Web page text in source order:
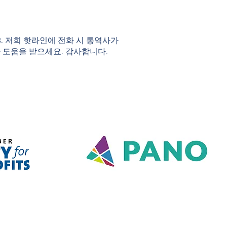
저희 핫라인에 전화 시 통역사가
움을 받으세요. 감사합니다.